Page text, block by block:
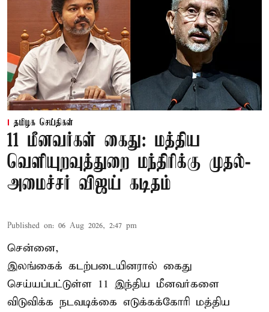
தமிழக செய்திகள்
11 மீனவர்கள் கைது: மத்திய
வெளியுறவுத்துறை மந்திரிக்கு முதல்-
அமைச்சர் விஜய் கடிதம்
Published on: 06 Aug 2026, 2:47 pm
சென்னை,
இலங்கைக் கடற்படையினரால் கைது
செய்யப்பட்டுள்ள 11 இந்திய மீனவர்களை
விடுவிக்க நடவடிக்கை எடுக்கக்கோரி மத்திய